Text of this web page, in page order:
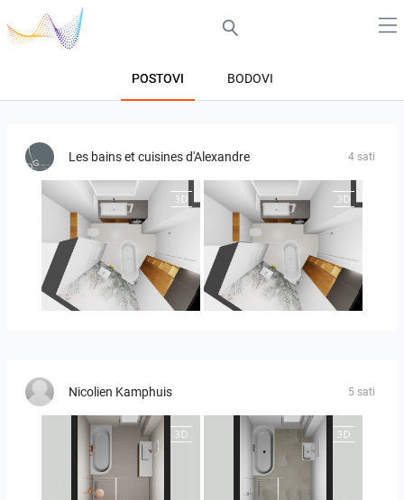
POSTOVI BODOVI
Les bains et cuisines d'Alexandre 4 sati
MOULIN MOULIN 2
Nicolien Kamphuis 5 sati